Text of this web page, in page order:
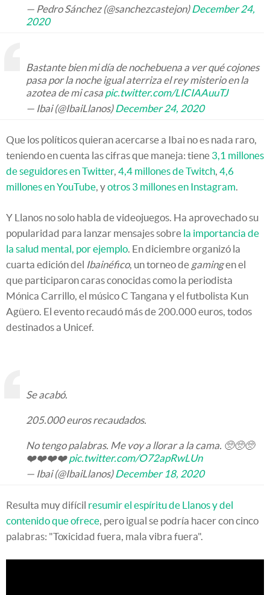
— Pedro Sánchez (@sanchezcastejon)December 24,
2020
Bastante bien mi día de nochebuena a ver qué cojones
pasa por la noche igual aterriza el rey misterio en la
azotea de mi casa pic.twitter.com/LICIAAuuTJ
— Ibai (@IbaiLlanos)December 24, 2020
Que los políticos quieran acercarse a Ibai no es nada raro,
teniendo en cuenta las cifras que maneja: tiene 3,1 millones
de seguidores en Twitter, 4,4 millones de Twitch, 4,6
millones en YouTube, yotros 3 millones en Instagram.
Y Llanos no solo habla de videojuegos. Ha aprovechado su
popularidad para lanzar mensajes sobre la importancia de
la salud mental, por ejemplo. En diciembre organizó la
cuarta edición del Ibainéfico, un torneo de gamingen el
que participaron caras conocidas como la periodista
Mónica Carrillo, el músico C Tangana y el futbolista Kun
Agüero. El evento recaudó más de 200.000 euros, todos
destinados a Unicef.
Se acabó.
205.000 euros recaudados.
No tengo palabras. Me voy a llorar a la cama. 🥺🥺🥺
❤️❤️❤️❤️pic.twitter.com/O72apRwLUn
— Ibai (@IbaiLlanos)December 18, 2020
Resulta muy difícil resumir el espíritu de Llanos y del
contenido que ofrece, pero igual se podría hacer con cinco
palabras: "Toxicidad fuera, mala vibra fuera".